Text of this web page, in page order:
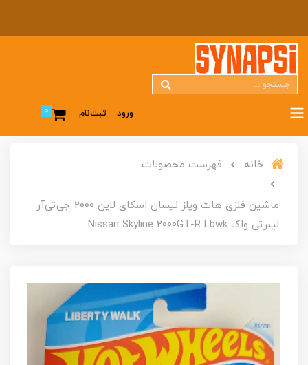
ورود ثبت‌نام 0
خانه فهرست محصولات
ماشین فلزی هات ویلز نیسان اسکای لاین 2000 جی‌تی‌آر
لیبرتی واک Nissan Skyline 2000GT-R Lbwk